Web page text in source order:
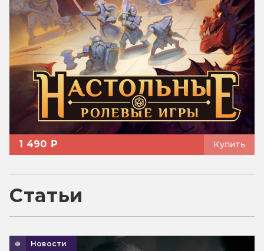
1 490 ₽ Купить
Статьи
Новости